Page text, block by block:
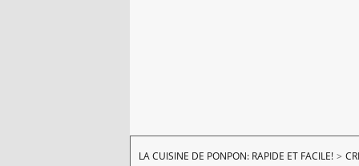
LA CUISINE DE PONPON: RAPIDE ET FACILE! >